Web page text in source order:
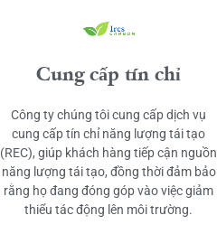
Cung cấp tín chỉ
Công ty chúng tôi cung cấp dịch vụ
cung cấp tín chỉ năng lượng tái tạo
(REC), giúp khách hàng tiếp cận nguồn
năng lượng tái tạo, đồng thời đảm bảo
rằng họ đang đóng góp vào việc giảm
thiểu tác động lên môi trường.